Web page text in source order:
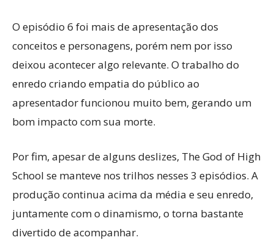
O episódio 6 foi mais de apresentação dos
conceitos e personagens, porém nem por isso
deixou acontecer algo relevante. O trabalho do
enredo criando empatia do público ao
apresentador funcionou muito bem, gerando um
bom impacto com sua morte.
Por fim, apesar de alguns deslizes, The God of High
School se manteve nos trilhos nesses 3 episódios. A
produção continua acima da média e seu enredo,
juntamente com o dinamismo, o torna bastante
divertido de acompanhar.